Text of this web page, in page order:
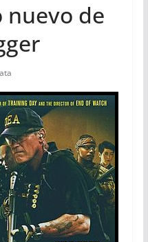
nuevo de